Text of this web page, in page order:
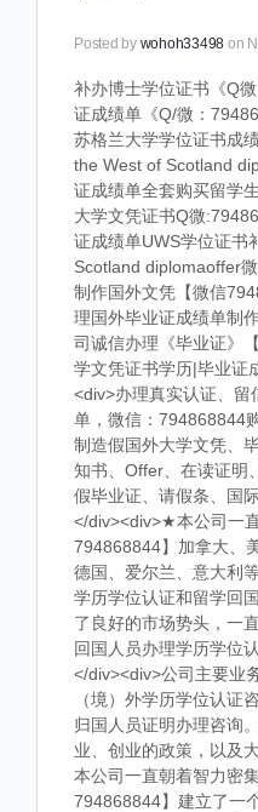
Posted by wohoh33498 on
补办博士学位证书《Q
证成绩单《Q/微：
苏格兰大学学位证书成
the West of Scotland
证成绩单全套购买留学
大学文凭证书Q微
证成绩单UWS学位证书
Scotland diplomaoffer
制作国外文凭【微信
理国外毕业证成绩单制
司诚信办理《毕业证》
学文凭证书学历|毕业证
<div>办理真实认证、留
单，微信：794868844
制造假国外大学文凭、
知书、Offer、在读证明
假毕业证、请假条、国
</div><div>★本公司一
794868844】加拿大、
德国、爱尔兰、意大利
学历学位认证和留学回
了良好的市场势头，一
回国人员办理学历学位
</div><div>公司主要业
（境）外学历学位认证
归国人员证明办理咨询
业、创业的政策，以及
本公司一直朝着智力密
794868844】建立了一